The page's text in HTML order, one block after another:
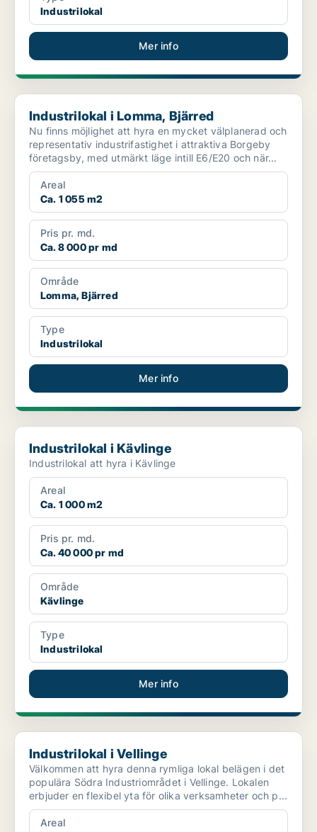
Industrilokal
Mer info
Industrilokal i Lomma, Bjärred
Industrilokal i Lomma, Bjärred
Nu finns möjlighet att hyra en mycket välplanerad och
representativ industrifastighet i attraktiva Borgeby
företagsby, med utmärkt läge intill E6/E20 och när...
Areal
Ca. 1 055 m2
Pris pr. md.
Ca. 8 000 pr md
Område
Lomma, Bjärred
Type
Industrilokal
Mer info
Industrilokal i Kävlinge
Industrilokal i Kävlinge
Industrilokal att hyra i Kävlinge
Areal
Ca. 1 000 m2
Pris pr. md.
Ca. 40 000 pr md
Område
Kävlinge
Type
Industrilokal
Mer info
Industrilokal i Vellinge
Industrilokal i Vellinge
Välkommen att hyra denna rymliga lokal belägen i det
populära Södra Industriområdet i Vellinge. Lokalen
erbjuder en flexibel yta för olika verksamheter och p...
Areal